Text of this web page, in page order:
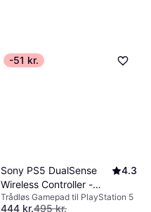
-51 kr.
Sony PS5 DualSense
Wireless Controller -
Cosmic Red
4.3
Trådløs Gamepad til PlayStation 5
444 kr.495 kr.